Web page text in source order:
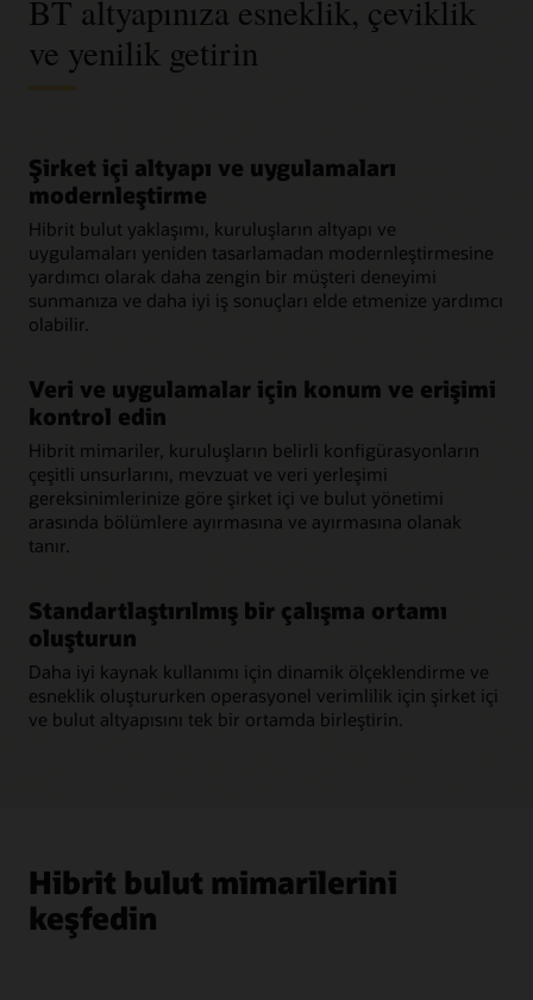
BT altyapınıza esneklik, çeviklik
ve yenilik getirin
Şirket içi altyapı ve uygulamaları
modernleştirme
Hibrit bulut yaklaşımı, kuruluşların altyapı ve
uygulamaları yeniden tasarlamadan modernleştirmesine
yardımcı olarak daha zengin bir müşteri deneyimi
sunmanıza ve daha iyi iş sonuçları elde etmenize yardımcı
olabilir.
Veri ve uygulamalar için konum ve erişimi
kontrol edin
Hibrit mimariler, kuruluşların belirli konfigürasyonların
çeşitli unsurlarını, mevzuat ve veri yerleşimi
gereksinimlerinize göre şirket içi ve bulut yönetimi
arasında bölümlere ayırmasına ve ayırmasına olanak
tanır.
Standartlaştırılmış bir çalışma ortamı
oluşturun
Daha iyi kaynak kullanımı için dinamik ölçeklendirme ve
esneklik oluştururken operasyonel verimlilik için şirket içi
ve bulut altyapısını tek bir ortamda birleştirin.
Hibrit bulut mimarilerini
keşfedin